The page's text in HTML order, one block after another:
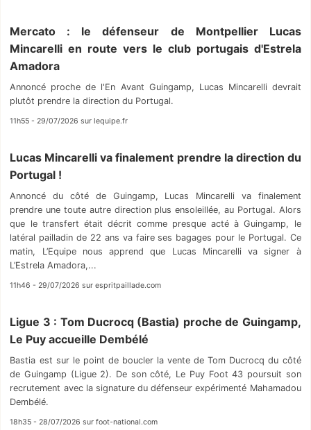
Mercato : le défenseur de Montpellier Lucas
Mincarelli en route vers le club portugais d'Estrela
Amadora
Annoncé proche de l'En Avant Guingamp, Lucas Mincarelli devrait
plutôt prendre la direction du Portugal.
11h55 - 29/07/2026 sur lequipe.fr
Lucas Mincarelli va finalement prendre la direction du
Portugal !
Annoncé du côté de Guingamp, Lucas Mincarelli va finalement
prendre une toute autre direction plus ensoleillée, au Portugal. Alors
que le transfert était décrit comme presque acté à Guingamp, le
latéral pailladin de 22 ans va faire ses bagages pour le Portugal. Ce
matin, L’Equipe nous apprend que Lucas Mincarelli va signer à
L’Estrela Amadora,...
11h46 - 29/07/2026 sur espritpaillade.com
Ligue 3 : Tom Ducrocq (Bastia) proche de Guingamp,
Le Puy accueille Dembélé
Bastia est sur le point de boucler la vente de Tom Ducrocq du côté
de Guingamp (Ligue 2). De son côté, Le Puy Foot 43 poursuit son
recrutement avec la signature du défenseur expérimenté Mahamadou
Dembélé.
18h35 - 28/07/2026 sur foot-national.com